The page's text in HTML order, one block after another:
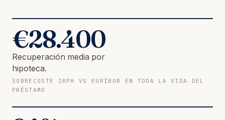
€28.400
Recuperación media por
hipoteca.
SOBRECOSTE IRPH VS EURÍBOR EN TODA LA VIDA DEL
PRÉSTAMO